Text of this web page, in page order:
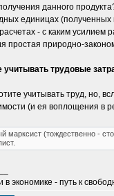
данного
единицах
- с каким усилием
простая природно-
учитывать трудовые
учитывать труд, но,
(и ея воплощения в
марксист (тождественно -
в экономике - путь к